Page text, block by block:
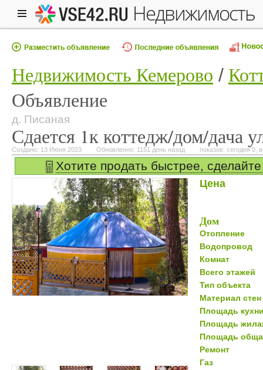
недвижимость
Недвижимость Кемерово
Объявление
д. Писаная
Сдается 1к коттедж/дом/дача
Создано: 13 Июня 2023 Обновленно: 1151 день назад показов: сегодня 0,
Хотите продать быстрее,
Цена
Дом
Отопление
Водопровод
Комнат
Всего этажей
Тип объекта
Материал стен
Площадь
Площадь
Площадь
Ремонт
Газ